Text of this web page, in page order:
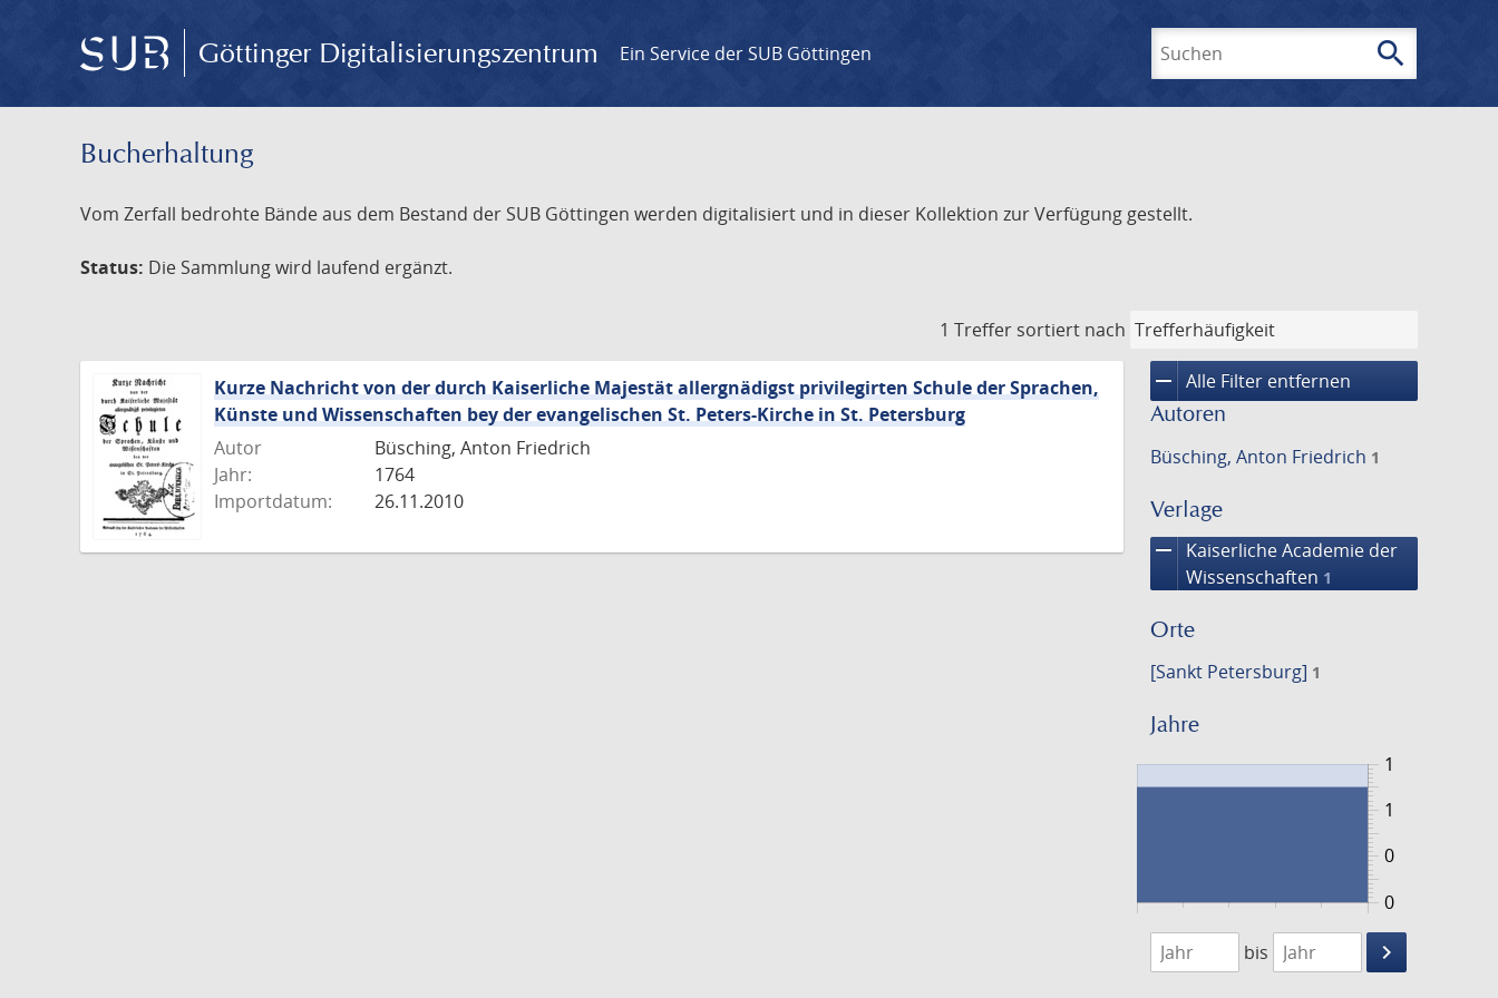
Göttinger Digitalisierungszentrum Ein Service der SUB Göttingen search
Bucherhaltung
Vom Zerfall bedrohte Bände aus dem Bestand der SUB Göttingen werden digitalisiert und in dieser Kollektion zur Verfügung gestellt.
Status: Die Sammlung wird laufend ergänzt.
1 Treffer sortiert nach
remove Alle Filter entfernen
Autoren
Büsching, Anton Friedrich 1
Verlage
remove
Kaiserliche Academie der
Wissenschaften 1
Orte
[Sankt Petersburg] 1
Jahre
0
1
0
1
1764
1765
bis
keyboard_arrow_right
Suche
Kurze Nachricht von der durch Kaiserliche Majestät allergnädigst privilegirten Schule der Sprachen,
Künste und Wissenschaften bey der evangelischen St. Peters-Kirche in St. Petersburg
Autor
Büsching, Anton Friedrich
Jahr:
1764
Importdatum:
26.11.2010